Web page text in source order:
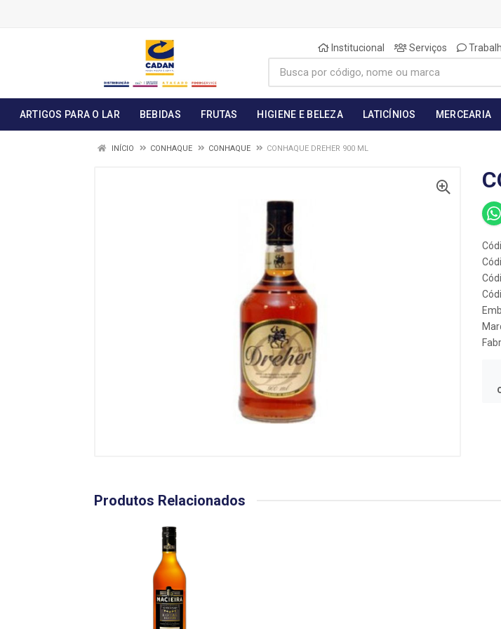
Institucional Serviços
ARTIGOS PARA O LAR BEBIDAS FRUTAS HIGIENE E BELEZA LATICÍNIOS MERCEARIA
INÍCIO CONHAQUE CONHAQUE CONHAQUE DREHER 900 ML
Produtos Relacionados